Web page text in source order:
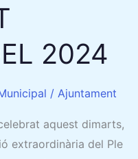
2024
/ Ajuntament
aquest dimarts,
extraordinària del Ple